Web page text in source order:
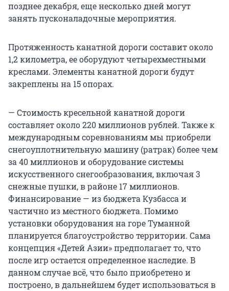
позднее декабря, еще несколько дней могут
занять пусконаладочные мероприятия.
Протяженность канатной дороги составит около
1,2 километра, ее оборудуют четырехместными
креслами. Элементы канатной дороги будут
закреплены на 15 опорах.
— Стоимость кресельной канатной дороги
составляет около 220 миллионов рублей. Также к
международным соревнованиям мы приобрели
снегоуплотнительную машину (ратрак) более чем
за 40 миллионов и оборудование системы
искусственного снегообразования, включая 3
снежные пушки, в районе 17 миллионов.
Финансирование — из бюджета Кузбасса и
частично из местного бюджета. Помимо
установки оборудования на горе Туманной
планируется благоустройство территории. Сама
концепция «Детей Азии» предполагает то, что
после игр остается определенное наследие. В
данном случае всё, что было приобретено и
построено, в дальнейшем будет использоваться в